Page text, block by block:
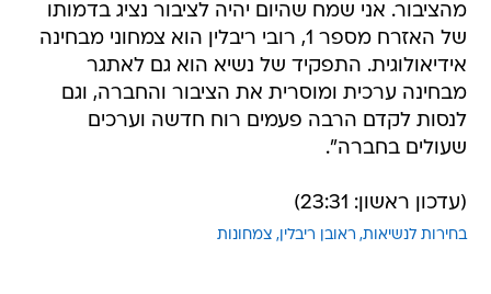
מהציבור. אני שמח שהיום יהיה לציבור נציג בדמותו
של האזרח מספר 1, רובי ריבלין הוא צמחוני מבחינה
אידיאולוגית. התפקיד של נשיא הוא גם לאתגר
מבחינה ערכית ומוסרית את הציבור והחברה, וגם
לנסות לקדם הרבה פעמים רוח חדשה וערכים
שעולים בחברה".
(עדכון ראשון: 23:31)
בחירות לנשיאות ראובן ריבלין צמחונות